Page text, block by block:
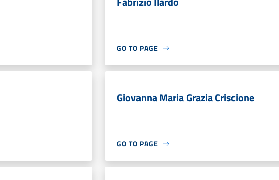
GO TO PAGE
Giovanna Maria Grazia Criscione
GO TO PAGE